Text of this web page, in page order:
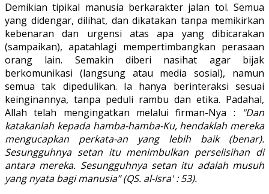
Demikian tipikal manusia berkarakter jalan tol. Semua
yang didengar, dilihat, dan dikatakan tanpa memikirkan
kebenaran dan urgensi atas apa yang dibicarakan
(sampaikan), apatahlagi mempertimbangkan perasaan
orang lain. Semakin diberi nasihat agar bijak
berkomunikasi (langsung atau media sosial), namun
semua tak dipedulikan. Ia hanya berinteraksi sesuai
keinginannya, tanpa peduli rambu dan etika. Padahal,
Allah telah mengingatkan melalui firman-Nya :
"Dan
katakanlah kepada hamba-hamba-Ku, hendaklah mereka
mengucapkan perkata-an yang lebih baik (benar).
Sesungguhnya setan itu menimbulkan perselisihan di
antara mereka. Sesungguhnya setan itu adalah musuh
yang nyata bagi manusia” (QS. al-Isra' : 53).